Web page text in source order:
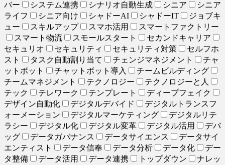
バー
システム連携 シナリオ自動生成 シニア
シニア
ライフ
シニア向け シャドーAI シャドーIT
ジョブキ
ュー
スキルアップ スマホ活用
スマートファクトリー
スマート物流
スモールスタート
セカンドキャリア
セキュリオ
セキュリティ セキュリティ対策
セルフホ
スト
タスク自動割り当て チェンジマネジメント
チャ
ットボット
チャットボット導入
チームビルディング
チームマネジメント
テクノロジー
テクノロジーと人
テック
テレワーク テンプレート
ディープフェイク
デザイン自動化
デジタルデバイド
デジタルトランスフ
ォーメーション
デジタルマーケティング
デジタルリテ
ラシー
デジタル化 デジタル変革 デジタル活用
デバ
ッグ
データガバナンス データサイエンス
データサイ
エンティスト
データ信奉 データ分析 データ化
デー
タ整備
データ活用 データ連携 トップダウン
ナレッ